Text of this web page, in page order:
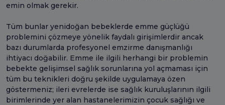
emin olmak gerekir.
Tüm bunlar yenidoğan bebeklerde emme güçlüğü
problemini çözmeye yönelik faydalı girişimlerdir ancak
bazı durumlarda profesyonel emzirme danışmanlığı
ihtiyacı doğabilir. Emme ile ilgili herhangi bir problemin
bebekte gelişimsel sağlık sorunlarına yol açmaması için
tüm bu teknikleri doğru şekilde uygulamaya özen
göstermeniz; ileri evrelerde ise sağlık kuruluşlarının ilgili
birimlerinde yer alan hastanelerimizin çocuk sağlığı ve